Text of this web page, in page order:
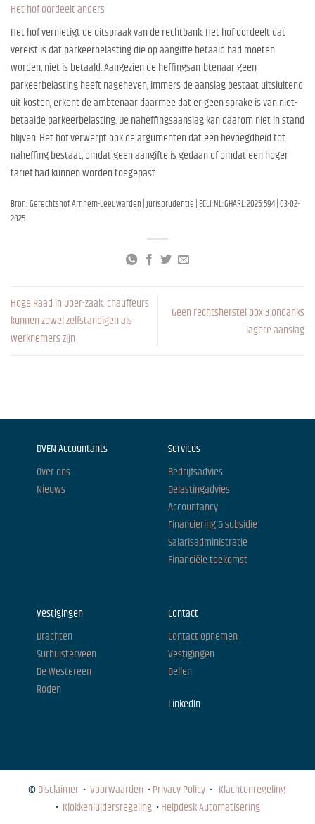
Het hof oordeelt anders
Het hof vernietigt de uitspraak van de rechtbank. Het hof oordeelt dat
vereist is dat parkeerbelasting die op aangifte betaald had moeten
worden, niet is betaald. Aangezien de heffingsambtenaar geen
parkeerbelasting heeft nageheven, immers de aanslag bestaat uitsluitend
uit kosten, erkent de ambtenaar daarmee dat er geen sprake is van niet-
betaalde parkeerbelasting. De naheffingsaanslag kan daarom niet in stand
blijven. Het hof verwerpt ook de argumenten dat een bevoegdheid tot
naheffing bestaat, omdat geen aangifte is gedaan of omdat een hoger
tarief had kunnen worden toegepast.
Bron: Gerechtshof Arnhem-Leeuwarden | jurisprudentie | ECLI:NL:GHARL:2025:594 | 03-02-
2025
Hoge Raad in Uber-zaak: chauffeurs
kunnen zowel zelfstandigen als
werknemers zijn
Geen rechtsherstel box 3 ondanks
lagere aanslag
DVEN Accountants
Over ons
Nieuws
Services
Bedrijfsadvies
Belastingadvies
Accountancy
Financiering & subsidie
Salarisadministratie
Financiële toekomst
Vestigingen
Drachten
Surhuisterveen
De Westereen
Roden
Contact
Contact opnemen
Vestigingen
Bellen
LinkedIn
©Disclaimer• Voorwaarden •Privacy Policy• Klachtenregeling
• Klokkenluidersregeling•Helpdesk Automatisering